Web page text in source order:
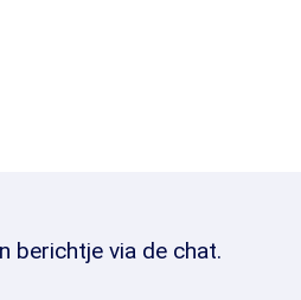
berichtje via de chat.